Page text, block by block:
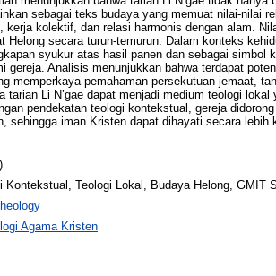
sebagai teks budaya yang memuat nilai-nilai
kolektif, dan relasi harmonis dengan alam.
secara turun-temurun. Dalam konteks
syukur atas hasil panen dan sebagai simbol
Analisis menunjukkan bahwa terdapat
memperkaya pemahaman persekutuan jemaat,
Li N’gae dapat menjadi medium teologi
pendekatan teologi kontekstual, gereja
sehingga iman Kristen dapat dihayati secara lebih
Kontekstual, Teologi Lokal, Budaya Helong, GMIT
Agama Kristen